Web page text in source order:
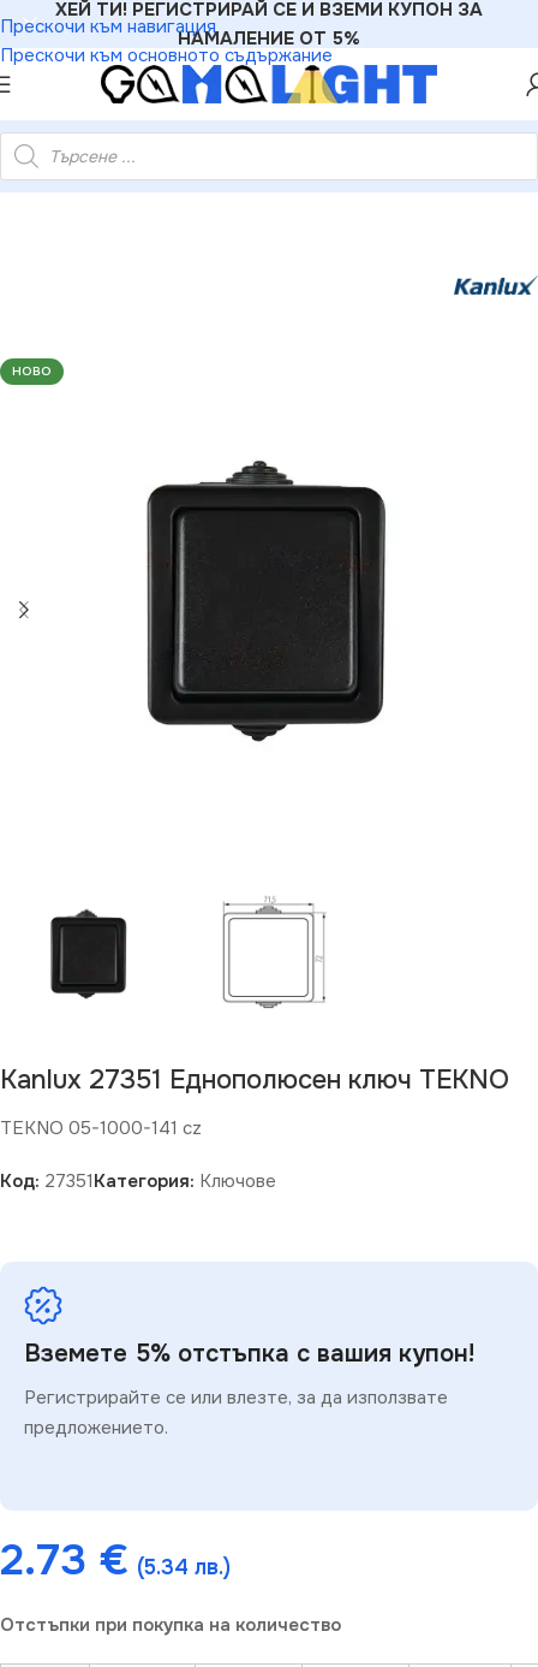
Прескочи към навигация
Прескочи към основното съдържание
ХЕЙ ТИ! РЕГИСТРИРАЙ СЕ И ВЗЕМИ КУПОН ЗА
НАМАЛЕНИЕ ОТ 5%
»Ключове»Kanlux 27351 Еднополюсен ключ TEKNO
НОВО
Kanlux 27351 Еднополюсен ключ TEKNO
TEKNO 05-1000-141 cz
Код: 27351Категория: Ключове
Вземете 5% отстъпка с вашия купон!
Регистрирайте се или влезте, за да използвате
предложението.
2.73 € (5.34 лв.)
Отстъпки при покупка на количество